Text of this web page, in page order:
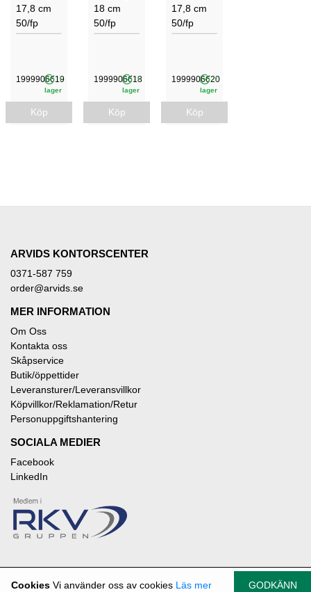
17,8 cm
50/fp
1999906619
I
lager
Köp
18 cm
50/fp
1999906618
I
lager
Köp
17,8 cm
50/fp
1999906620
I
lager
Köp
ARVIDS KONTORSCENTER
0371-587 759
order@arvids.se
MER INFORMATION
Om Oss
Kontakta oss
Skåpservice
Butik/öppettider
Leveransturer/Leveransvillkor
Köpvillkor/Reklamation/Retur
Personuppgiftshantering
SOCIALA MEDIER
Facebook
LinkedIn
© 2026 © Copyright RKV
Cookies Vi använder oss av cookies Läs mer GODKÄNN